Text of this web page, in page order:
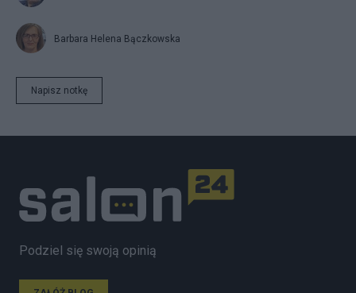
Barbara Helena Bączkowska
Napisz notkę
Podziel się swoją opinią